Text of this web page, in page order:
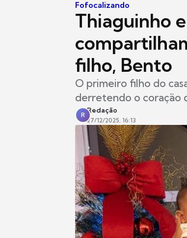
Fofocalizando
Thiaguinho
filho, Bento
O primeiro filho do
derretendo o coração
R
Redação
27/12/2025, 16:13